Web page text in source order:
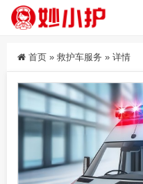
首页 » 救护车服务 » 详情